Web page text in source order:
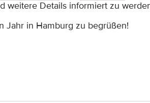
weitere Details informiert zu
Jahr in Hamburg zu begrüßen!